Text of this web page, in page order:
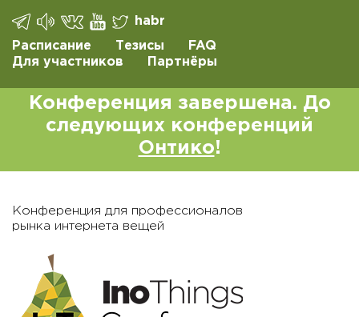
habr
Расписание Тезисы
FAQ
Для участников
Партнёры
Конференция завершена. До
следующих конференций
Онтико!
Конференция для профессионалов
рынка интернета вещей